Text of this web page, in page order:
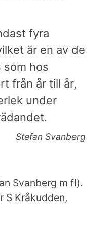
fyra
är en av de
som hos
från år till år,
under
Stefan Svanberg
Svanberg m fl).
S Kråkudden,